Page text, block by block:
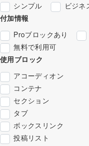
シンプル
ビジネ
付加情報
Proブロックあり
無料で利用可
使用ブロック
アコーディオン
コンテナ
セクション
タブ
ボックスリンク
投稿リスト